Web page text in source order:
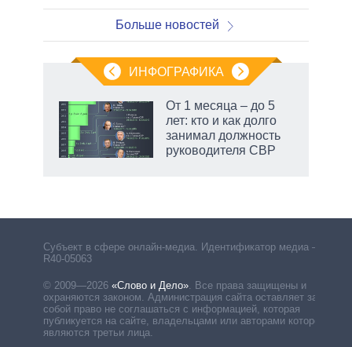
Больше новостей
ИНФОГРАФИКА
От 1 месяца – до 5
лет: кто и как долго
занимал должность
руководителя СВР
Субъект в сфере онлайн-медиа. Идентификатор медиа –
R40-05063
© 2009—2026 «Слово и Дело»
Все права защищены и
охраняются законом. Администрация сайта оставляет за
собой право не соглашаться с информацией, которая
публикуется на сайте, владельцами или авторами которой
являются третьи лица.